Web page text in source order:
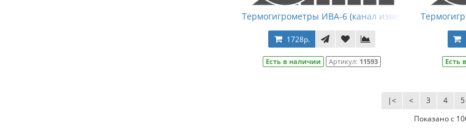
Термогигрометры ИВА-6 (канал измерения
1728р.
Есть в наличии Артикул: 11593 Есть
|< < 3 4 5
Показано с